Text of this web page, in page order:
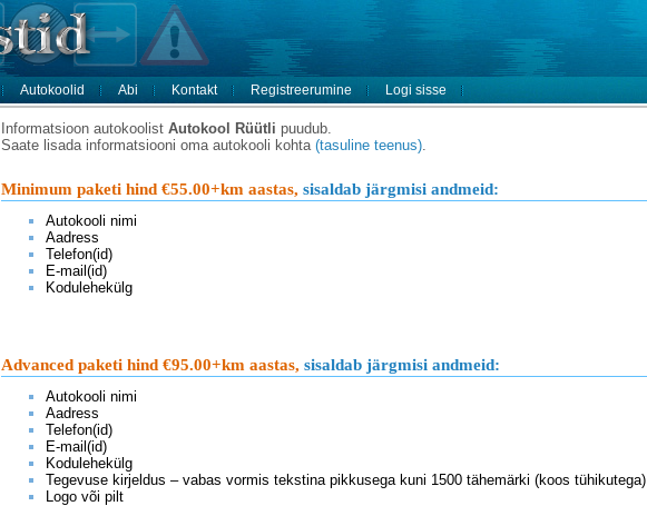
Autokoolid Abi Kontakt Registreerumine Logi sisse
Informatsioon autokoolist Autokool Rüütli puudub.
Saate lisada informatsiooni oma autokooli kohta (tasuline teenus).
Minimum paketi hind €55.00+km aastas, sisaldab järgmisi andmeid:
Autokooli nimi
Aadress
Telefon(id)
E-mail(id)
Kodulehekülg
Advanced paketi hind €95.00+km aastas, sisaldab järgmisi andmeid:
Autokooli nimi
Aadress
Telefon(id)
E-mail(id)
Kodulehekülg
Tegevuse kirjeldus – vabas vormis tekstina pikkusega kuni 1500 tähemärki (koos tühikutega)
Logo või pilt